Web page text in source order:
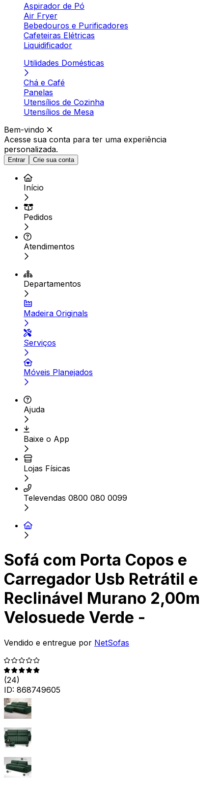
Aspirador de Pó
Air Fryer
Bebedouros e Purificadores
Cafeteiras Elétricas
Liquidificador
Utilidades Domésticas
Chá e Café
Panelas
Utensílios de Cozinha
Utensílios de Mesa
Bem-vindo
Acesse sua conta para ter uma experiência
personalizada.
Entrar Crie sua conta
Início
Pedidos
Atendimentos
Departamentos
Madeira Originals
Serviços
Móveis Planejados
Ajuda
Baixe o App
Lojas Físicas
Televendas 0800 080 0099
Sofá com Porta Copos e
Carregador Usb Retrátil e
Reclinável Murano 2,00m
Velosuede Verde -
Vendido e entregue por NetSofas
(24)
ID: 868749605